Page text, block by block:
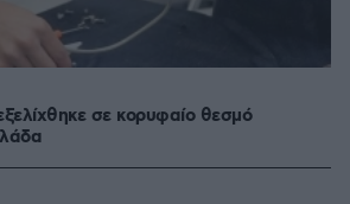
σε κορυφαίο θεσμό